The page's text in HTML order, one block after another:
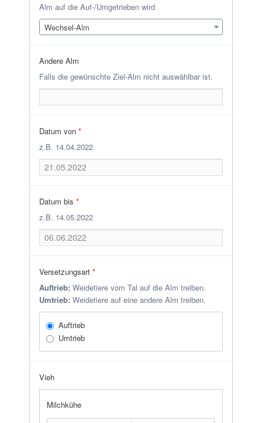
Alm auf die Auf-/Umgetrieben wird
Wechsel-Alm
Andere Alm
Falls die gewünschte Ziel-Alm nicht auswählbar ist.
Datum von*
z.B. 14.04.2022
Datum bis*
z.B. 14.05.2022
Versetzungsart*
Auftrieb: Weidetiere vom Tal auf die Alm treiben.
Umtrieb: Weidetiere auf eine andere Alm treiben.
Auftrieb
Umtrieb
Vieh
Milchkühe